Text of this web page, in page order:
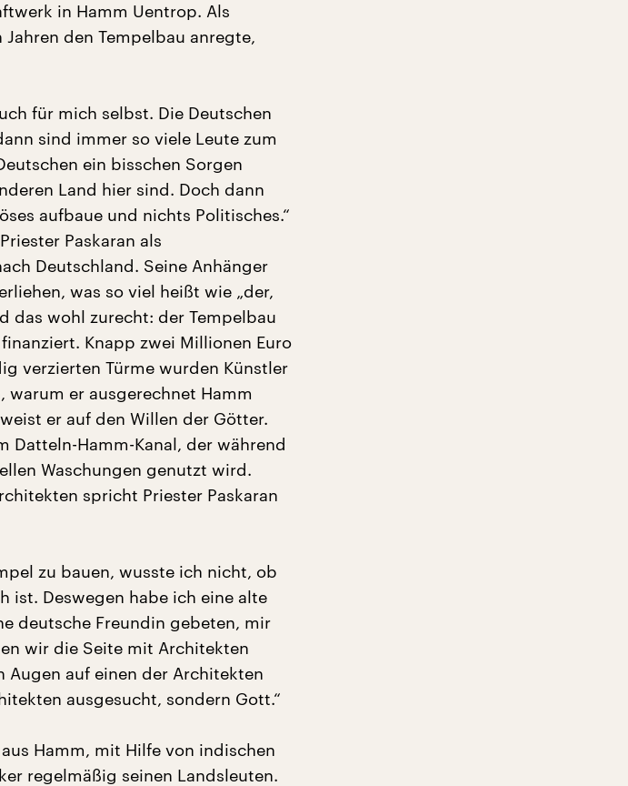
in Hamm Uentrop. Als
den Tempelbau anregte,
für mich selbst. Die Deutschen
sind immer so viele Leute zum
ein bisschen Sorgen
Land hier sind. Doch dann
aufbaue und nichts Politisches.“
Paskaran als
Deutschland. Seine Anhänger
was so viel heißt wie „der,
das wohl zurecht: der Tempelbau
Knapp zwei Millionen Euro
verzierten Türme wurden Künstler
er ausgerechnet Hamm
er auf den Willen der Götter.
Datteln-Hamm-Kanal, der während
Waschungen genutzt wird.
spricht Priester Paskaran
zu bauen, wusste ich nicht, ob
ist. Deswegen habe ich eine alte
deutsche Freundin gebeten, mir
wir die Seite mit Architekten
auf einen der Architekten
ausgesucht, sondern Gott.“
Hamm, mit Hilfe von indischen
regelmäßig seinen Landsleuten.